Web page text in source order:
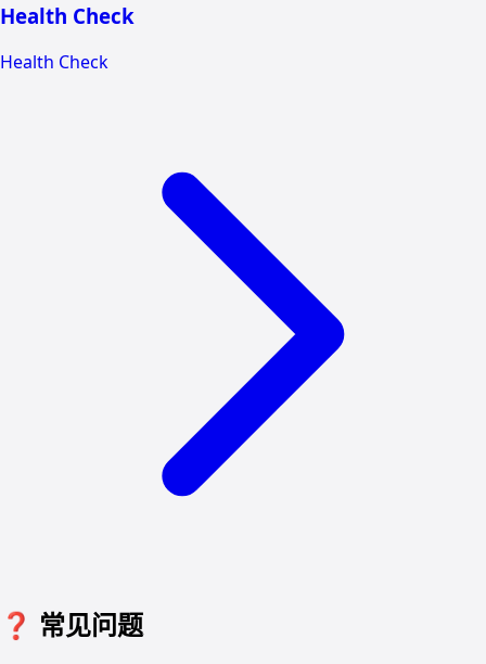
Health Check
Health Check
❓ 常见问题